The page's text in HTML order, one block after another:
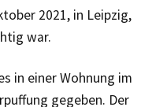
2021, in Leipzig,
war.
in einer Wohnung im
gegeben. Der